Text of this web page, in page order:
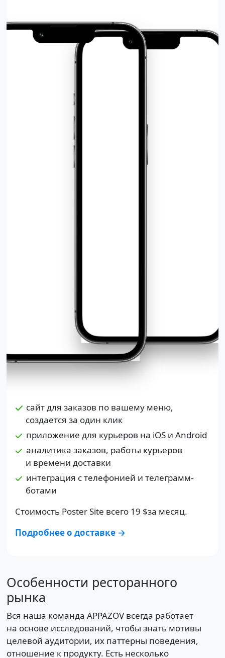
сайт для заказов по вашему меню,
создается за один клик
приложение для курьеров на iOS и Android
аналитика заказов, работы курьеров
и времени доставки
интеграция с телефонией и телеграмм-
ботами
Стоимость Poster Site всего 19 $за месяц.
Подробнее о доставке →
Особенности ресторанного
рынка
Вся наша команда APPAZOV всегда работает
на основе исследований, чтобы знать мотивы
целевой аудитории, их паттерны поведения,
отношение к продукту. Есть несколько